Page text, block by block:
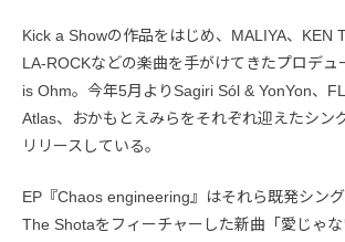
Kick a Showの作品をはじめ、MALIYA、KEN
LA-ROCKなどの楽曲を手がけてきたプロデュ
is Ohm。今年5月よりSagiri Sól & YonYon、
Atlas、おかもとえみらをそれぞれ迎えたシン
リリースしている。
EP『Chaos engineering』はそれら既発シン
The Shotaをフィーチャーした新曲「愛じゃ